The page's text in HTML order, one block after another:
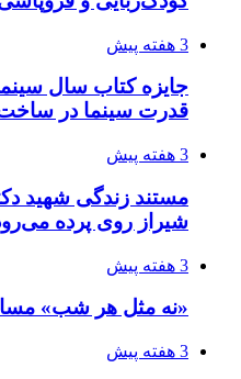
3 هفته پیش
جایزه کتاب سال
قدرت سینما در
3 هفته پیش
مستند زندگی شهید
شیراز روی پرده
3 هفته پیش
«نه مثل هر شب»
3 هفته پیش